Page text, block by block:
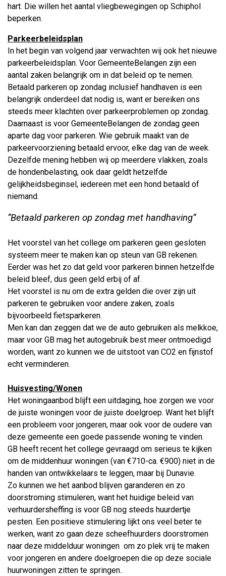
hart. Die willen het aantal vliegbewegingen op Schiphol
beperken.
Parkeerbeleidsplan
In het begin van volgend jaar verwachten wij ook het nieuwe
parkeerbeleidsplan. Voor GemeenteBelangen zijn een
aantal zaken belangrijk om in dat beleid op te nemen.
Betaald parkeren op zondag inclusief handhaven is een
belangrijk onderdeel dat nodig is, want er bereiken ons
steeds meer klachten over parkeerproblemen op zondag.
Daarnaast is voor GemeenteBelangen de zondag geen
aparte dag voor parkeren. Wie gebruik maakt van de
parkeervoorziening betaald ervoor, elke dag van de week.
Dezelfde mening hebben wij op meerdere vlakken, zoals
de hondenbelasting, ook daar geldt hetzelfde
gelijkheidsbeginsel, iedereen met een hond betaald of
niemand.
“Betaald parkeren op zondag met handhaving”
Het voorstel van het college om parkeren geen gesloten
systeem meer te maken kan op steun van GB rekenen.
Eerder was het zo dat geld voor parkeren binnen hetzelfde
beleid bleef, dus geen geld erbij of af.
Het voorstel is nu om de extra gelden die over zijn uit
parkeren te gebruiken voor andere zaken, zoals
bijvoorbeeld fietsparkeren.
Men kan dan zeggen dat we de auto gebruiken als melkkoe,
maar voor GB mag het autogebruik best meer ontmoedigd
worden, want zo kunnen we de uitstoot van CO2 en fijnstof
echt verminderen.
Huisvesting/Wonen
Het woningaanbod blijft een uitdaging, hoe zorgen we voor
de juiste woningen voor de juiste doelgroep. Want het blijft
een probleem voor jongeren, maar ook voor de oudere van
deze gemeente een goede passende woning te vinden.
GB heeft recent het college gevraagd om serieus te kijken
om de middenhuur woningen (van €710-ca. €900) niet in de
handen van ontwikkelaars te leggen, maar bij Dunavie.
Zo kunnen we het aanbod blijven garanderen en zo
doorstroming stimuleren, want het huidige beleid van
verhuurdersheffing is voor GB nog steeds huurdertje
pesten. Een positieve stimulering lijkt ons veel beter te
werken, want zo gaan deze scheefhuurders doorstromen
naar deze middelduur woningen om zo plek vrij te maken
voor jongeren en andere doelgroepen die op deze sociale
huurwoningen zitten te springen..